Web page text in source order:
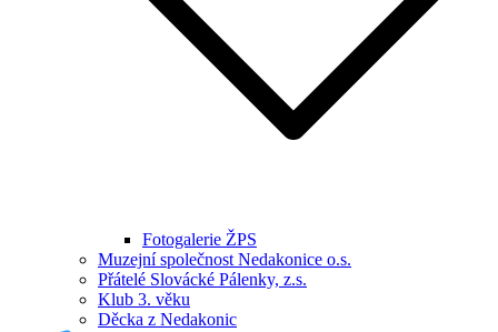
Fotogalerie ŽPS
Muzejní společnost Nedakonice o.s.
Přátelé Slovácké Pálenky, z.s.
Klub 3. věku
Děcka z Nedakonic